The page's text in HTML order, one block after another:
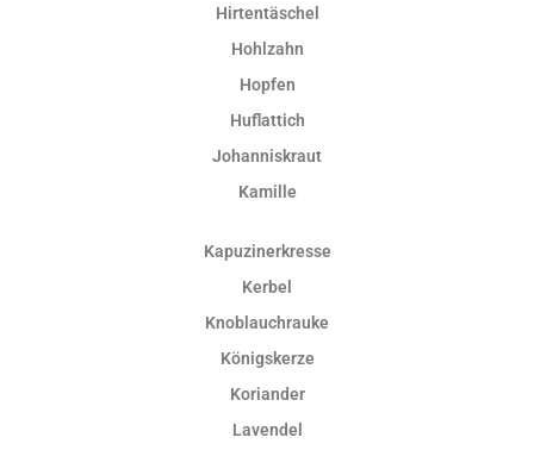
Hirtentäschel
Hohlzahn
Hopfen
Huflattich
Johanniskraut
Kamille
Kapuzinerkresse
Kerbel
Knoblauchrauke
Königskerze
Koriander
Lavendel